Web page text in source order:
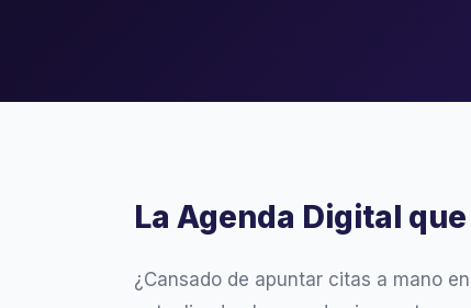
La Agenda Digital
¿Cansado de apuntar citas a mano